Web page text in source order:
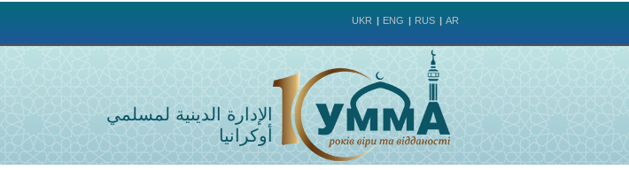
UKR ENG RUS AR
الإدارة الدينية لمسلمي
أوكرانيا